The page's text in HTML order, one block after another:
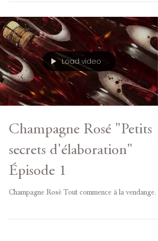
Load video
Champagne Rosé "Petits
secrets d'élaboration"
Épisode 1
Champagne Rosé Tout commence à la vendange.